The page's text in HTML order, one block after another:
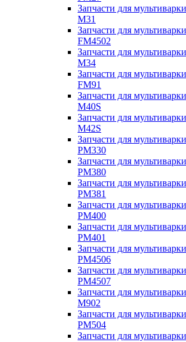
Запчасти для
M31
Запчасти для
FM4502
Запчасти для
M34
Запчасти для
FM91
Запчасти для
M40S
Запчасти для
M42S
Запчасти для
PM330
Запчасти для
PM380
Запчасти для
PM381
Запчасти для
PM400
Запчасти для
PM401
Запчасти для
PM4506
Запчасти для
PM4507
Запчасти для
M902
Запчасти для
PM504
Запчасти для